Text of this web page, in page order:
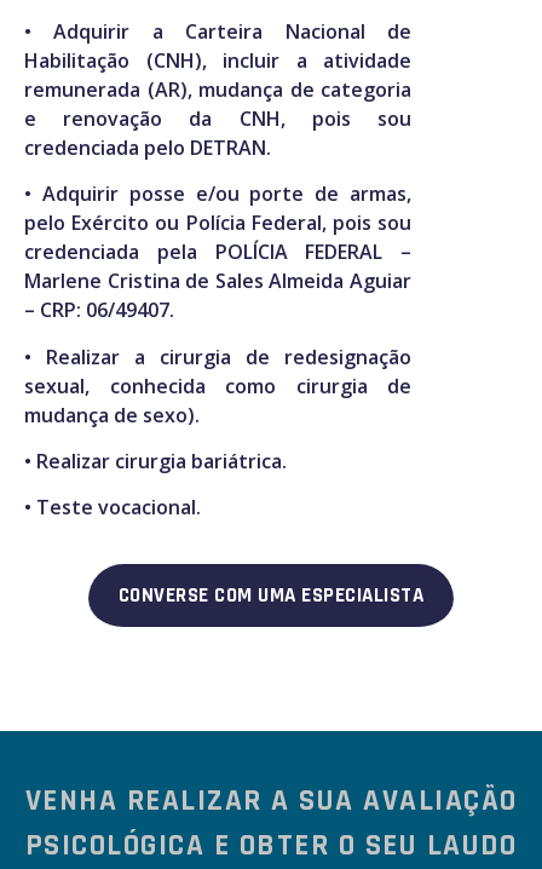
• Adquirir a Carteira Nacional de
Habilitação (CNH), incluir a atividade
remunerada (AR), mudança de categoria
e renovação da CNH, pois sou
credenciada pelo DETRAN.
• Adquirir posse e/ou porte de armas,
pelo Exército ou Polícia Federal, pois sou
credenciada pela POLÍCIA FEDERAL –
Marlene Cristina de Sales Almeida Aguiar
– CRP: 06/49407.
• Realizar a cirurgia de redesignação
sexual, conhecida como cirurgia de
mudança de sexo).
• Realizar cirurgia bariátrica.
• Teste vocacional.
CONVERSE COM UMA ESPECIALISTA
VENHA REALIZAR A SUA AVALIAÇÃO
PSICOLÓGICA E OBTER O SEU LAUDO